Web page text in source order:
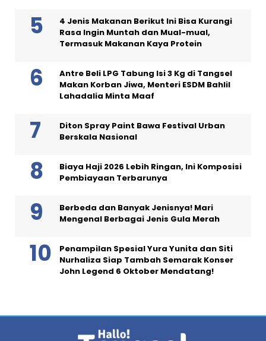
4 Jenis Makanan Berikut Ini Bisa Kurangi
Rasa Ingin Muntah dan Mual-mual,
Termasuk Makanan Kaya Protein
Antre Beli LPG Tabung Isi 3 Kg di Tangsel
Makan Korban Jiwa, Menteri ESDM Bahlil
Lahadalia Minta Maaf
Diton Spray Paint Bawa Festival Urban
Berskala Nasional
Biaya Haji 2026 Lebih Ringan, Ini Komposisi
Pembiayaan Terbarunya
Berbeda dan Banyak Jenisnya! Mari
Mengenal Berbagai Jenis Gula Merah
Penampilan Spesial Yura Yunita dan Siti
Nurhaliza Siap Tambah Semarak Konser
John Legend 6 Oktober Mendatang!